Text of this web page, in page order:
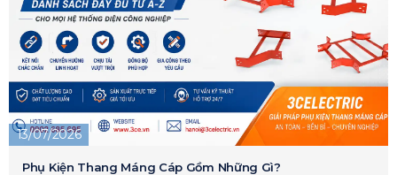
13/07/2026
Phụ Kiện Thang Máng Cáp Gồm Những Gì?